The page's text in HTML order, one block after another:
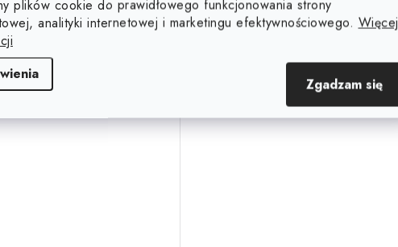
plików cookie do prawidłowego funkcjonowania strony
analityki internetowej i marketingu efektywnościowego. Więcej
Zgadzam się
kolorowy miks
Tablica magnetyczna 150x100
cm, aluminiowa rama